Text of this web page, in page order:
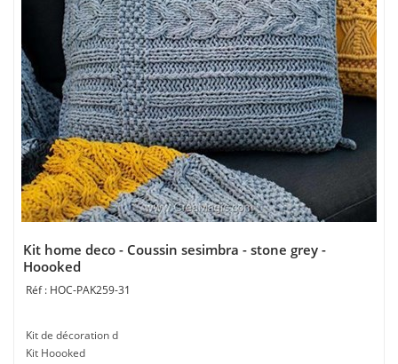
Kit home deco - Coussin sesimbra - stone grey -
Hoooked
HOC-PAK259-31
Kit de décoration d
Kit Hoooked